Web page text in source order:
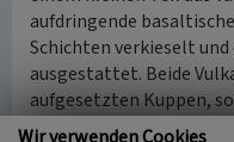
aufdringende
Schichten verkieselt
ausgestattet. Beide
aufgesetzten Kuppen,
in einer deutlich
Wir verwenden Cookies